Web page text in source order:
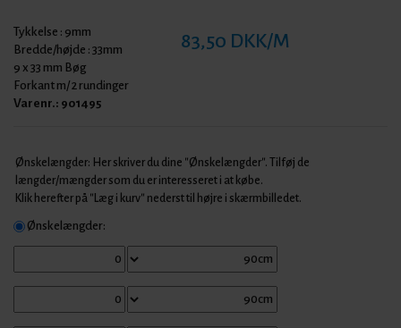
Tykkelse : 9mm
Bredde/højde : 33mm
9 x 33 mm Bøg
Forkant m/ 2 rundinger
Varenr.: 901495
83,50 DKK/M
Ønskelængder: Her skriver du dine "Ønskelængder". Tilføj de
længder/mængder som du er interesseret i at købe.
Klik herefter på "Læg i kurv" nederst til højre i skærmbilledet.
Ønskelængder: